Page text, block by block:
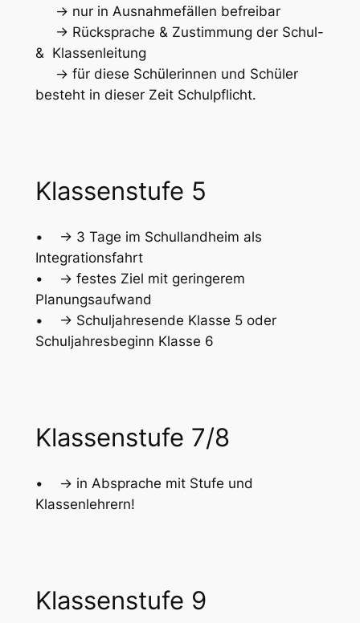
-> nur in Ausnahmefällen befreibar
-> Rücksprache & Zustimmung der Schul-
& Klassenleitung
-> für diese Schülerinnen und Schüler
besteht in dieser Zeit Schulpflicht.
Klassenstufe 5
• -> 3 Tage im Schullandheim als
Integrationsfahrt
• -> festes Ziel mit geringerem
Planungsaufwand
• -> Schuljahresende Klasse 5 oder
Schuljahresbeginn Klasse 6
Klassenstufe 7/8
• -> in Absprache mit Stufe und
Klassenlehrern!
Klassenstufe 9